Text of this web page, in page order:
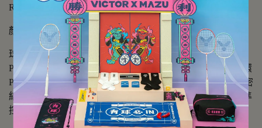
RYUGA II PRO CPS 龍牙二代PRO 膠囊版 攻擊型羽拍
顏色：J 葡萄紫
球拍特點：TK-RYUGA II PRO導入進化科技「力量環
PRO」，規格升級，體現勢如破竹的進攻美學。全新力量環
PRO將WES 2.0中管與FREE CORE懸浮核心科技人造柄緊密
結合，提升扎實打感與高彈性能，無論強烈進攻抑或是精準
控球，皆能完美展現，讓你主宰賽場，勢不可擋！